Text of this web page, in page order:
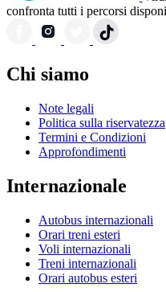
confronta tutti i percorsi
Chi siamo
Note legali
Politica sulla riservatezza
Termini e Condizioni
Approfondimenti
Internazionale
Autobus internazionali
Orari treni esteri
Voli internazionali
Treni internazionali
Orari autobus esteri